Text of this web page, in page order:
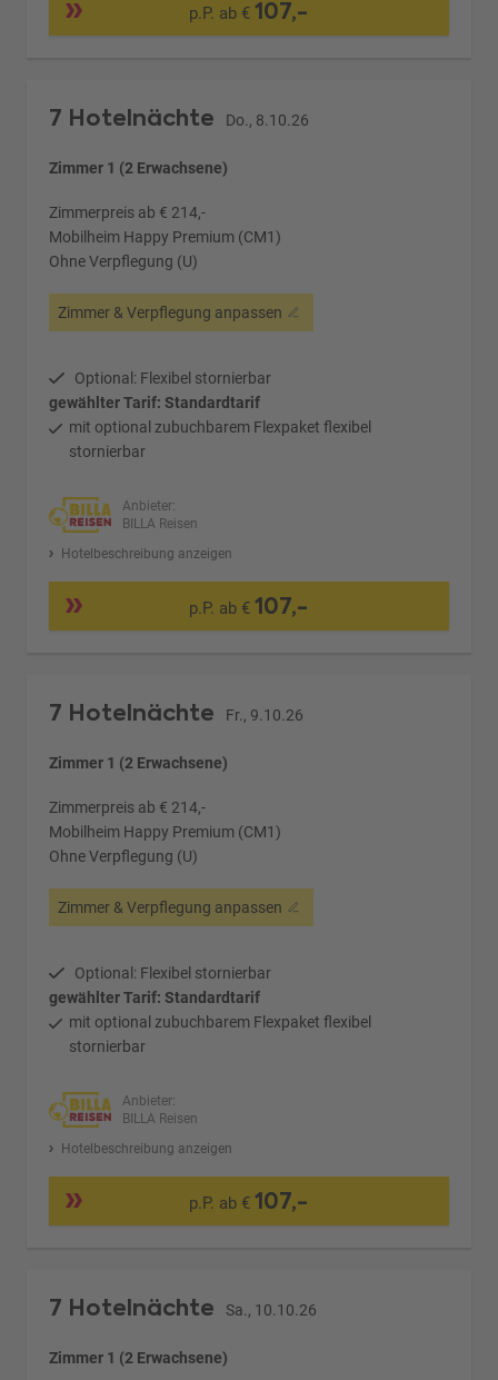
p.P. ab €107,-
7 Hotelnächte Do., 8.10.26
Zimmer 1 (2 Erwachsene)
Zimmerpreis ab € 214,-
Mobilheim Happy Premium (CM1)
Ohne Verpflegung (U)
Zimmer & Verpflegung anpassen
Optional: Flexibel stornierbar
gewählter Tarif: Standardtarif
mit optional zubuchbarem Flexpaket flexibel
stornierbar
Anbieter:
BILLA Reisen
Hotelbeschreibung anzeigen
p.P. ab €107,-
7 Hotelnächte Fr., 9.10.26
Zimmer 1 (2 Erwachsene)
Zimmerpreis ab € 214,-
Mobilheim Happy Premium (CM1)
Ohne Verpflegung (U)
Zimmer & Verpflegung anpassen
Optional: Flexibel stornierbar
gewählter Tarif: Standardtarif
mit optional zubuchbarem Flexpaket flexibel
stornierbar
Anbieter:
BILLA Reisen
Hotelbeschreibung anzeigen
p.P. ab €107,-
7 Hotelnächte Sa., 10.10.26
Zimmer 1 (2 Erwachsene)